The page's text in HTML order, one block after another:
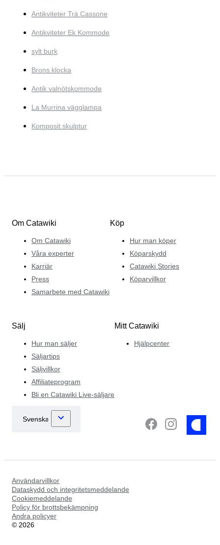
Antikviteter Trä Cassone
Antikviteter Ek Kommode
sylt burk
Brons klocka
Antik valnötskommode
La Murrina vägglampa
Komposit skulptur
Om Catawiki
Om Catawiki
Våra experter
Karriär
Press
Samarbete med Catawiki
Köp
Hur man köper
Köparskydd
Catawiki Stories
Köparvillkor
Sälj
Hur man säljer
Säljartips
Säljvillkor
Affiliateprogram
Bli en Catawiki Live-säljare
Mitt Catawiki
Hjälpcenter
Användarvillkor
Dataskydd och integritetsmeddelande
Cookiemeddelande
Policy för brottsbekämpning
Andra policyer
© 2026